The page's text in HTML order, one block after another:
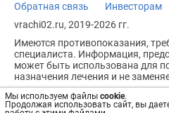
Мы используем файлы cookie.
Продолжая использовать сайт, вы
Обратная связь Инвесторам
vrachi02.ru, 2019-2026 гг.
Имеются противопоказания,
специалиста. Информация,
может быть использована для
назначения лечения и не
Возрастное ограничение: 18+